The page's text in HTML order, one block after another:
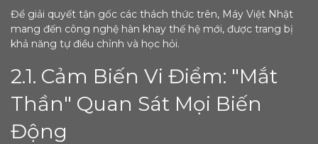
Để giải quyết tận gốc các thách thức trên, Máy Việt Nhật
mang đến công nghệ hàn khay thế hệ mới, được trang bị
khả năng tự điều chỉnh và học hỏi.
2.1. Cảm Biến Vi Điểm: "Mắt
Thần" Quan Sát Mọi Biến
Động